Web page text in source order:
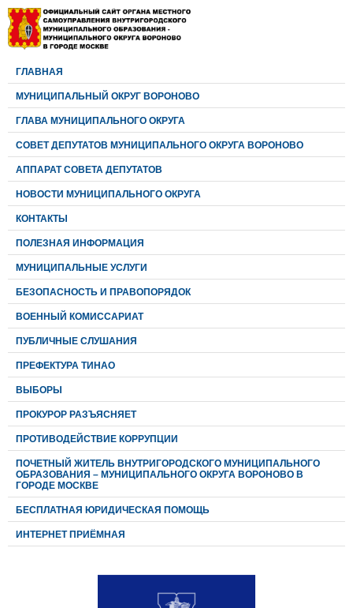
ГЛАВНАЯ
МУНИЦИПАЛЬНЫЙ ОКРУГ ВОРОНОВО
ГЛАВА МУНИЦИПАЛЬНОГО ОКРУГА
CОВЕТ ДЕПУТАТОВ МУНИЦИПАЛЬНОГО ОКРУГА ВОРОНОВО
АППАРАТ СОВЕТА ДЕПУТАТОВ
НОВОСТИ МУНИЦИПАЛЬНОГО ОКРУГА
КОНТАКТЫ
ПОЛЕЗНАЯ ИНФОРМАЦИЯ
МУНИЦИПАЛЬНЫЕ УСЛУГИ
БЕЗОПАСНОСТЬ И ПРАВОПОРЯДОК
ВОЕННЫЙ КОМИССАРИАТ
ПУБЛИЧНЫЕ СЛУШАНИЯ
ПРЕФЕКТУРА ТИНАО
ВЫБОРЫ
ПРОКУРОР РАЗЪЯСНЯЕТ
ПРОТИВОДЕЙСТВИЕ КОРРУПЦИИ
ПОЧЕТНЫЙ ЖИТЕЛЬ ВНУТРИГОРОДСКОГО МУНИЦИПАЛЬНОГО
ОБРАЗОВАНИЯ – МУНИЦИПАЛЬНОГО ОКРУГА ВОРОНОВО В
ГОРОДЕ МОСКВЕ
БЕСПЛАТНАЯ ЮРИДИЧЕСКАЯ ПОМОЩЬ
ИНТЕРНЕТ ПРИЁМНАЯ